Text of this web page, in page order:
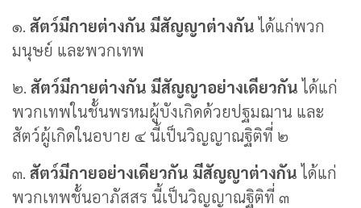
๑. สัตว์มีกายต่างกัน มีสัญญาต่างกันได้แก่พวก
มนุษย์ และพวกเทพ
๒. สัตว์มีกายต่างกัน มีสัญญาอย่างเดียวกันได้แก่
พวกเทพในชั้นพรหมผู้บังเกิดด้วยปฐมฌาน และ
สัตว์ผู้เกิดในอบาย ๔ นี้เป็นวิญญาณฐิติที่ ๒
๓. สัตว์มีกายอย่างเดียวกัน มีสัญญาต่างกันได้แก่
พวกเทพชั้นอาภัสสร นี้เป็นวิญญาณฐิติที่ ๓